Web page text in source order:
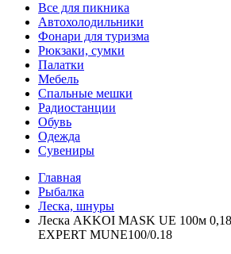
Все для пикника
Автохолодильники
Фонари для туризма
Рюкзаки, сумки
Палатки
Мебель
Спальные мешки
Радиостанции
Обувь
Одежда
Сувениры
Главная
Рыбалка
Леска, шнуры
Леска AKKOI MASK UE 100м
EXPERT MUNE100/0.18